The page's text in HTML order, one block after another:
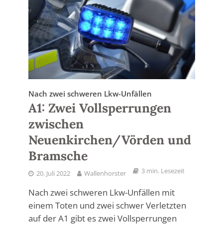
Nach zwei schweren Lkw-Unfällen
A1: Zwei Vollsperrungen
zwischen
Neuenkirchen/Vörden und
Bramsche
20. Juli 2022 Wallenhorster 3 min. Lesezeit
Nach zwei schweren Lkw-Unfällen mit
einem Toten und zwei schwer Verletzten
auf der A1 gibt es zwei Vollsperrungen